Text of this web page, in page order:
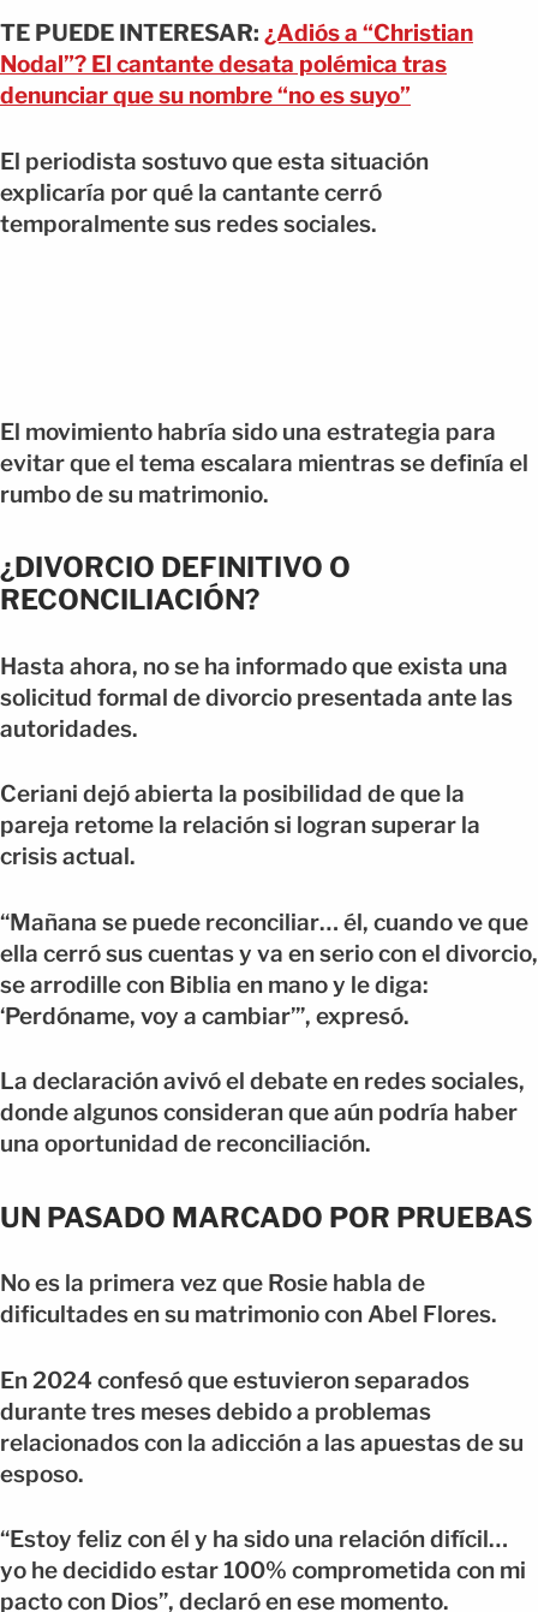
TE PUEDE INTERESAR: ¿Adiós a “Christian
Nodal”? El cantante desata polémica tras
denunciar que su nombre “no es suyo”
El periodista sostuvo que esta situación
explicaría por qué la cantante cerró
temporalmente sus redes sociales.
El movimiento habría sido una estrategia para
evitar que el tema escalara mientras se definía el
rumbo de su matrimonio.
¿DIVORCIO DEFINITIVO O
RECONCILIACIÓN?
Hasta ahora, no se ha informado que exista una
solicitud formal de divorcio presentada ante las
autoridades.
Ceriani dejó abierta la posibilidad de que la
pareja retome la relación si logran superar la
crisis actual.
“Mañana se puede reconciliar… él, cuando ve que
ella cerró sus cuentas y va en serio con el divorcio,
se arrodille con Biblia en mano y le diga:
‘Perdóname, voy a cambiar’”, expresó.
La declaración avivó el debate en redes sociales,
donde algunos consideran que aún podría haber
una oportunidad de reconciliación.
UN PASADO MARCADO POR PRUEBAS
No es la primera vez que Rosie habla de
dificultades en su matrimonio con Abel Flores.
En 2024 confesó que estuvieron separados
durante tres meses debido a problemas
relacionados con la adicción a las apuestas de su
esposo.
“Estoy feliz con él y ha sido una relación difícil…
yo he decidido estar 100% comprometida con mi
pacto con Dios”, declaró en ese momento.